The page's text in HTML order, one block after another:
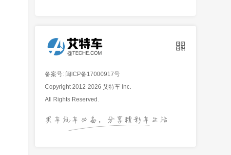
备案号: 闽ICP备17000917号
Copyright 2012-2026 艾特车 Inc.
All Rights Reserved.